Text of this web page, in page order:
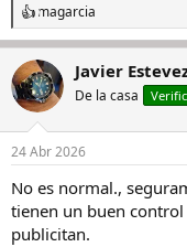
R
e
a
c
c
i
n
e
:
magarcia
Javier
De la casa
24 Abr 2026
No es normal.,
tienen un buen
publicitan.